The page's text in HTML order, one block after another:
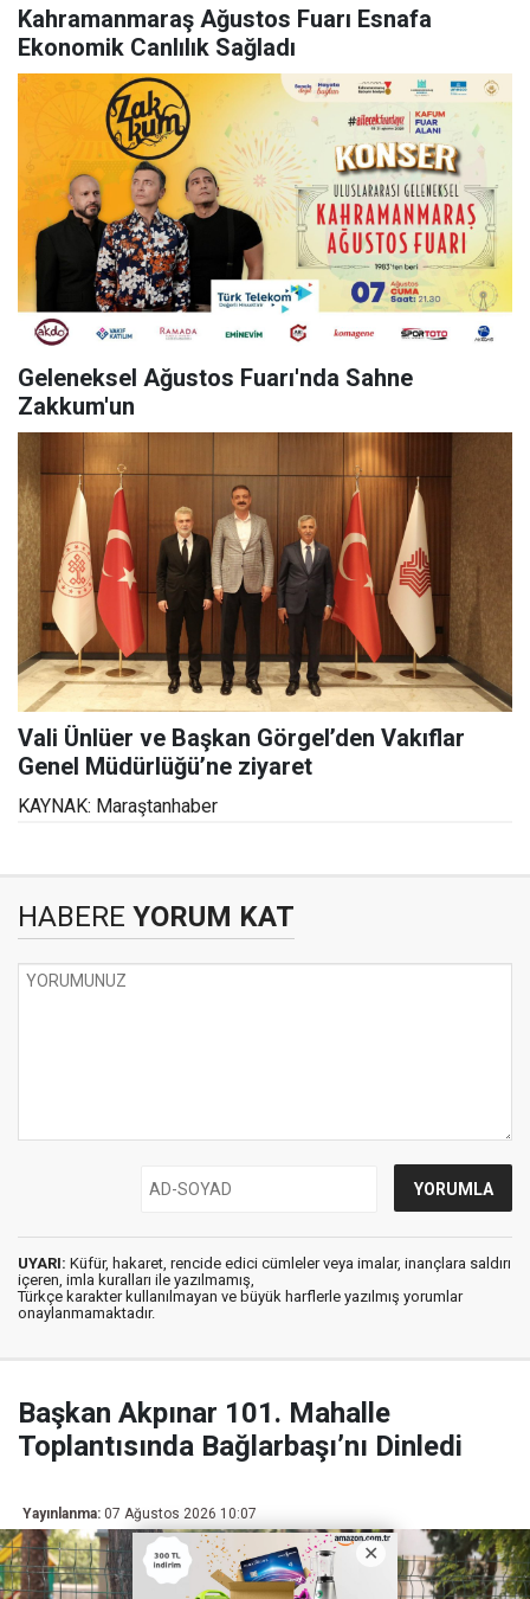
Kahramanmaraş Ağustos Fuarı Esnafa
Ekonomik Canlılık Sağladı
Geleneksel Ağustos Fuarı'nda Sahne
Zakkum'un
Vali Ünlüer ve Başkan Görgel’den Vakıflar
Genel Müdürlüğü’ne ziyaret
KAYNAK: Maraştanhaber
HABERE YORUM KAT
UYARI: Küfür, hakaret, rencide edici cümleler veya imalar, inançlara saldırı
içeren, imla kuralları ile yazılmamış,
Türkçe karakter kullanılmayan ve büyük harflerle yazılmış yorumlar
onaylanmamaktadır.
Başkan Akpınar 101. Mahalle
Toplantısında Bağlarbaşı’nı Dinledi
Yayınlanma: 07 Ağustos 2026 10:07